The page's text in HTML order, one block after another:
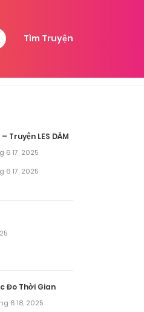
Tìm Truyện
Truyện LES DÂM
6 17, 2025
6 17, 2025
Đo Thời Gian
6 18, 2025